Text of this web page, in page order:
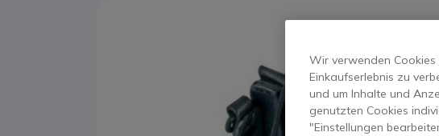
Wir verwenden Cookies
Einkaufserlebnis zu
und um Inhalte und
genutzten Cookies
"Einstellungen